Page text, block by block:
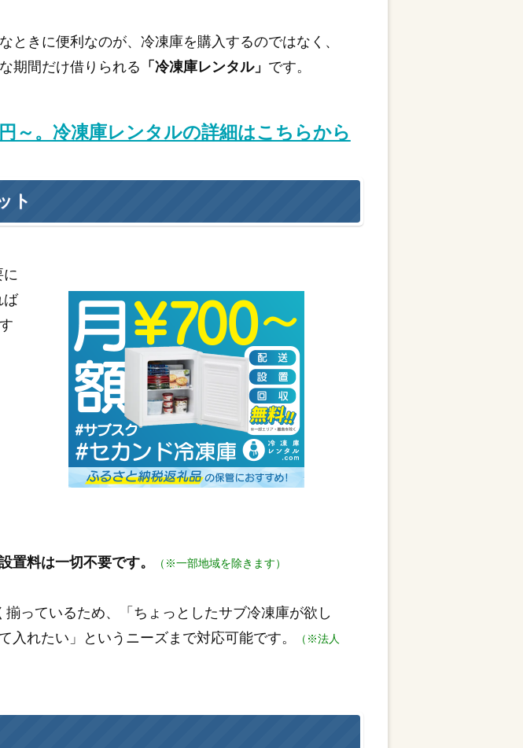
ときに便利なのが、冷凍庫を購入するのではなく、
期間だけ借りられる
「冷凍庫レンタル」 です。
～。冷凍庫レンタルの詳細はこちらから
ト
ば
置料は一切不要です。 （※一部地域を除きます）
揃っているため、「ちょっとしたサブ冷凍庫が欲し
れたい」というニーズまで対応可能です。
（※法人